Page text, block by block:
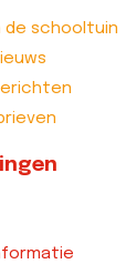
de schooltuin